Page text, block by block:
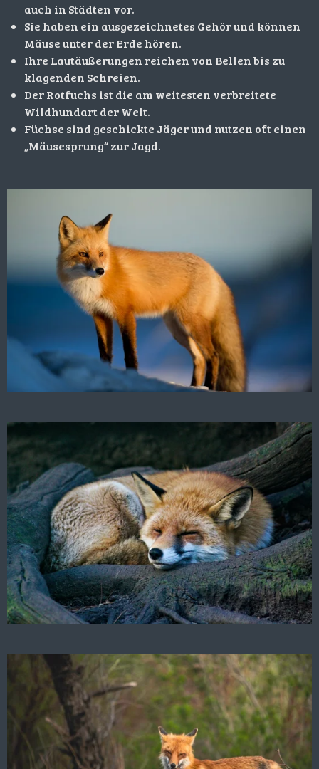
auch in Städten vor.
Sie haben ein ausgezeichnetes Gehör und können
Mäuse unter der Erde hören.
Ihre Lautäußerungen reichen von Bellen bis zu
klagenden Schreien.
Der Rotfuchs ist die am weitesten verbreitete
Wildhundart der Welt.
Füchse sind geschickte Jäger und nutzen oft einen
„Mäusesprung“ zur Jagd.